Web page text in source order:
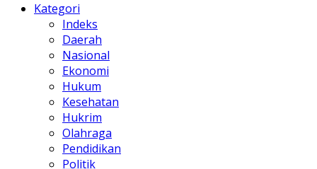
Kategori
Indeks
Daerah
Nasional
Ekonomi
Hukum
Kesehatan
Hukrim
Olahraga
Pendidikan
Politik